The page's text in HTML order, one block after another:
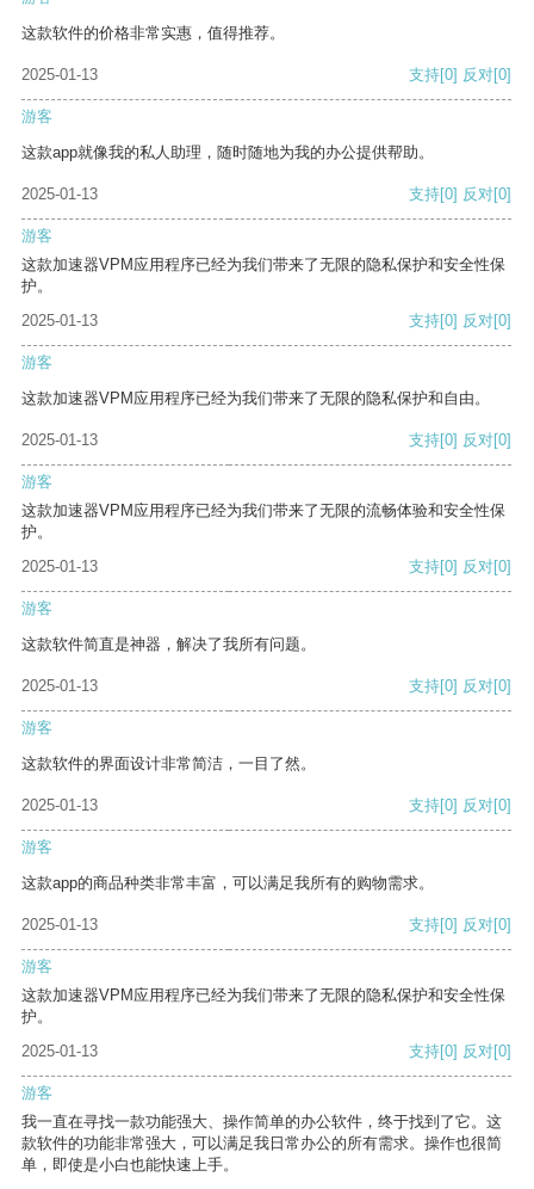
这款软件的价格非常实惠，值得推荐。
2025-01-13 支持[0] 反对[0]
游客
这款app就像我的私人助理，随时随地为我的办公提供帮助。
2025-01-13 支持[0] 反对[0]
游客
这款加速器VPM应用程序已经为我们带来了无限的隐私保护和安全性保
护。
2025-01-13
支持[0] 反对[0]
游客
这款加速器VPM应用程序已经为我们带来了无限的隐私保护和自由。
2025-01-13 支持[0] 反对[0]
游客
这款加速器VPM应用程序已经为我们带来了无限的流畅体验和安全性保
护。
2025-01-13
支持[0] 反对[0]
游客
这款软件简直是神器，解决了我所有问题。
2025-01-13 支持[0] 反对[0]
游客
这款软件的界面设计非常简洁，一目了然。
2025-01-13 支持[0] 反对[0]
游客
这款app的商品种类非常丰富，可以满足我所有的购物需求。
2025-01-13 支持[0] 反对[0]
游客
这款加速器VPM应用程序已经为我们带来了无限的隐私保护和安全性保
护。
2025-01-13
支持[0] 反对[0]
游客
我一直在寻找一款功能强大、操作简单的办公软件，终于找到了它。这
款软件的功能非常强大，可以满足我日常办公的所有需求。操作也很简
单，即使是小白也能快速上手。